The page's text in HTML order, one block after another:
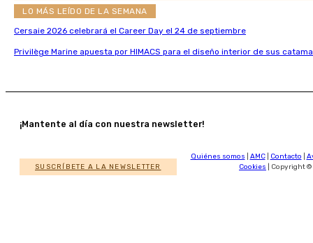
LO MÁS LEÍDO DE LA SEMANA
Cersaie 2026 celebrará el Career Day el 24 de septiembre
Privilège Marine apuesta por HIMACS para el diseño interior de sus
¡Mantente al día con nuestra newsletter!
SUSCRÍBETE A LA NEWSLETTER
Quiénes somos AMC| Contacto
Cookies | Copyright